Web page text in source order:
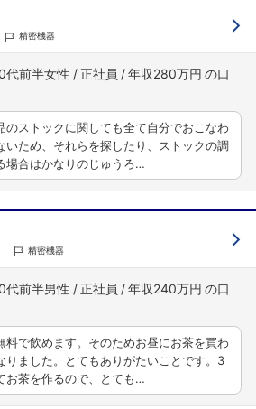
精密機器
代前半女性 正社員 年収280万円
のストックに関しても全て自分でおこなわ
いため、それらを探したり、ストックの調
場合はかなりのじゅうろ…
精密機器
代前半男性 正社員 年収240万円
料で飲めます。そのためお昼にお茶を買わ
りました。とてもありがたいことです。3
お茶を作るので、とても…